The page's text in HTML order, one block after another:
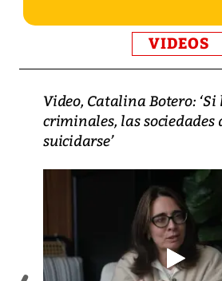
VIDEOS
Video, Catalina Botero:
criminales, las sociedades
suicidarse’